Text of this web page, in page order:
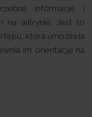
informacje i
na witrynie. Jest to
która umożliwia
im orientację na